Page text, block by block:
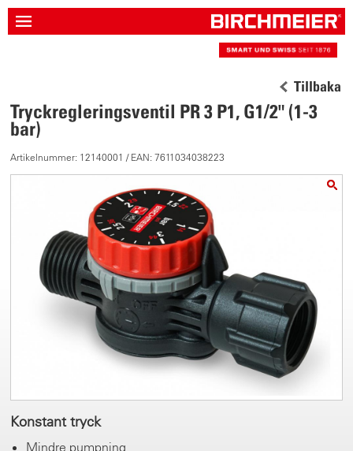
Tillbaka
Tryckregleringsventil PR 3 P1, G1/2" (1-3
bar)
Artikelnummer: 12140001 / EAN: 7611034038223
Konstant tryck
Mindre pumpning